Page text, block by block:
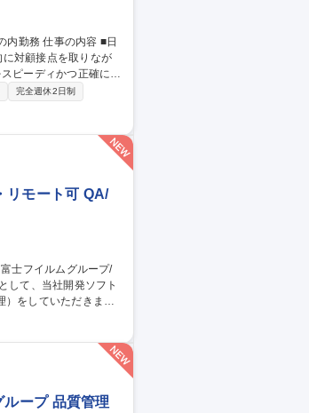
対顧接点を取りなが
務効率化交渉も業務と
完全週休2日制
リモート可 QA/
）をしていただきま
ループ 品質管理